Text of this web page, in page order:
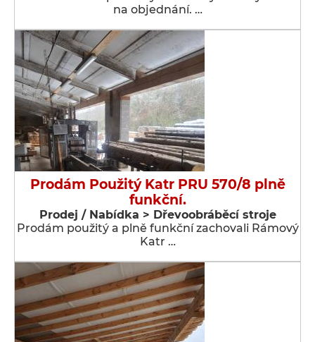
na objednání. …
Prodám Použitý Katr PRU 570/8 plně
funkční.
Prodej / Nabídka > Dřevoobráběcí stroje
Prodám použitý a plně funkční zachovali Rámový
Katr …